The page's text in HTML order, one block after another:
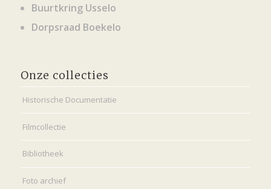
Buurtkring Usselo
Dorpsraad Boekelo
Onze collecties
Historische Documentatie
Filmcollectie
Bibliotheek
Foto archief